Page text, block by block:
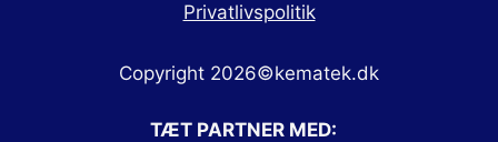
Privatlivspolitik
Copyright 2026©kematek.dk
TÆT PARTNER MED: